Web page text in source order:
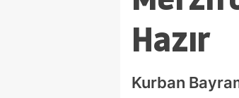
Hazır
Kurban